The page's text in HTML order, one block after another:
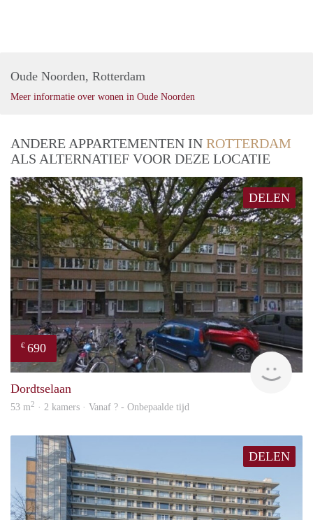
Oude Noorden, Rotterdam
Meer informatie over wonen in Oude Noorden
ANDERE APPARTEMENTEN IN ROTTERDAM
ALS ALTERNATIEF VOOR DEZE LOCATIE
DELEN
€ 690
Dordtselaan
53 m2 · 2 kamers · Vanaf ? - Onbepaalde tijd
DELEN